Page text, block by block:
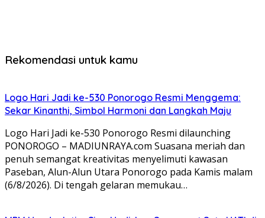
Rekomendasi untuk kamu
Logo Hari Jadi ke-530 Ponorogo Resmi Menggema:
Sekar Kinanthi, Simbol Harmoni dan Langkah Maju
Logo Hari Jadi ke-530 Ponorogo Resmi dilaunching
PONOROGO – MADIUNRAYA.com Suasana meriah dan
penuh semangat kreativitas menyelimuti kawasan
Paseban, Alun-Alun Utara Ponorogo pada Kamis malam
(6/8/2026). Di tengah gelaran memukau…